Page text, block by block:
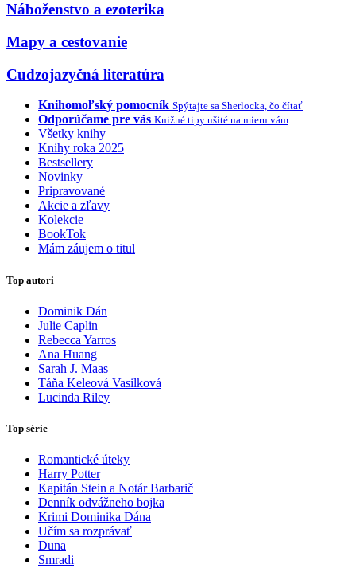
Náboženstvo a ezoterika
Mapy a cestovanie
Cudzojazyčná literatúra
Knihomoľský pomocník Spýtajte sa Sherlocka, čo čítať
Odporúčame pre vás Knižné tipy ušité na mieru vám
Všetky knihy
Knihy roka 2025
Bestsellery
Novinky
Pripravované
Akcie a zľavy
Kolekcie
BookTok
Mám záujem o titul
Top autori
Dominik Dán
Julie Caplin
Rebecca Yarros
Ana Huang
Sarah J. Maas
Táňa Keleová Vasilková
Lucinda Riley
Top série
Romantické úteky
Harry Potter
Kapitán Stein a Notár Barbarič
Denník odvážneho bojka
Krimi Dominika Dána
Učím sa rozprávať
Duna
Smradi